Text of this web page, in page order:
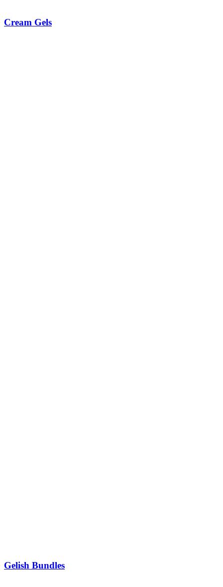
Cream Gels
Gelish Bundles